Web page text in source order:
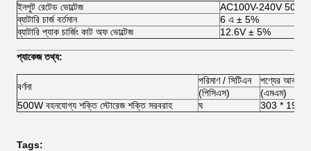
ইনপুট রেটেড ভোল্টেজ
AC100V-240V
ব্যাটারি চার্জ বর্তমান
6 এ ± 5%
ব্যাটারি প্যাক চার্জিং কাট অফ ভোল্টেজ
12.6V ± 5%
প্যাকেজ তথ্য:
বর্ণনা
পরিমাণ / সিটিএন
পণ্যের আকার
(পিসিএস)
(এমএম)
500W বহনযোগ্য শক্তি স্টোরেজ শক্তি সরবরাহ
ঘ 303 * 194 *
Tags: